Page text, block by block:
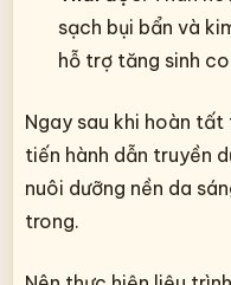
sạch bụi bẩn và
hỗ trợ tăng sinh
Ngay sau khi hoàn
tiến hành dẫn truyền
nuôi dưỡng nền da
trong.